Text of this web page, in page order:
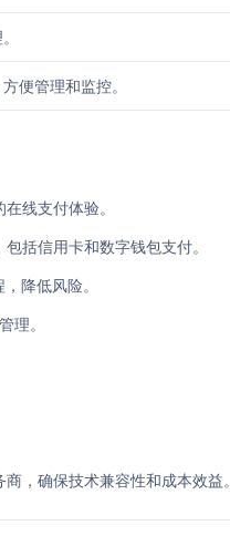
便管理和监控。
线支付体验。
括信用卡和数字钱包支付。
降低风险。
理。
，确保技术兼容性和成本效益。